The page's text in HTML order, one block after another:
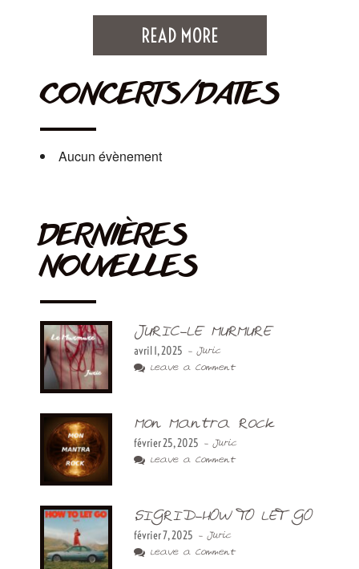
READ MORE
CONCERTS/DATES
Aucun évènement
DERNIÈRES
NOUVELLES
JURIC-LE MURMURE
avril 1, 2025 - Juric
Leave a Comment
Mon Mantra Rock
février 25, 2025 - Juric
Leave a Comment
SIGRID-HOW TO LET GO
février 7, 2025 - Juric
Leave a Comment